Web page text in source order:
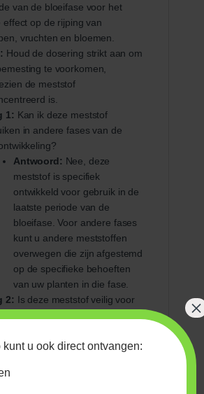
van de bloeifase voor het
effect op de rijping van
vruchten en bloemen.
Houd de dosering strikt aan om
te voorkomen,
de meststof
is.
1: Kan ik deze meststof
in andere fases van de
Antwoord: Nee, deze
meststof is specifiek
ontwikkeld voor gebruik in de
laatste periode van de
bloeifase. Voor andere fases
kunt u andere meststoffen
overwegen die zijn afgestemd
op de specifieke behoeften
van uw planten in die fase.
2: Is deze meststof veilig voor
meststof voor de meeste
u ook direct ontvangen:
×